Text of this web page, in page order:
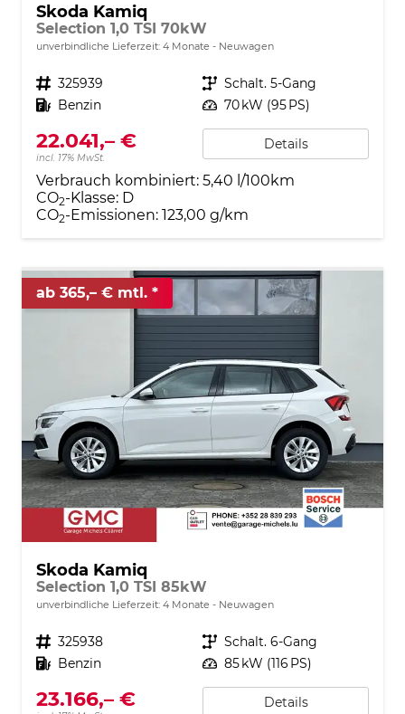
Skoda Kamiq
Selection 1,0 TSI 70kW
unverbindliche Lieferzeit: 4 Monate Neuwagen
Fahrzeugnr. 325939 Getriebe Schalt. 5-Gang
Kraftstoff Benzin Leistung 70 kW (95 PS)
22.041,– €
incl. 17% MwSt.
Details
Verbrauch kombiniert: 5,40 l/100km
CO2-Klasse: D
CO2-Emissionen: 123,00 g/km
ab 365,– € mtl.
Skoda Kamiq
Selection 1,0 TSI 85kW
unverbindliche Lieferzeit: 4 Monate Neuwagen
Fahrzeugnr. 325938 Getriebe Schalt. 6-Gang
Kraftstoff Benzin Leistung 85 kW (116 PS)
23.166,– € Details